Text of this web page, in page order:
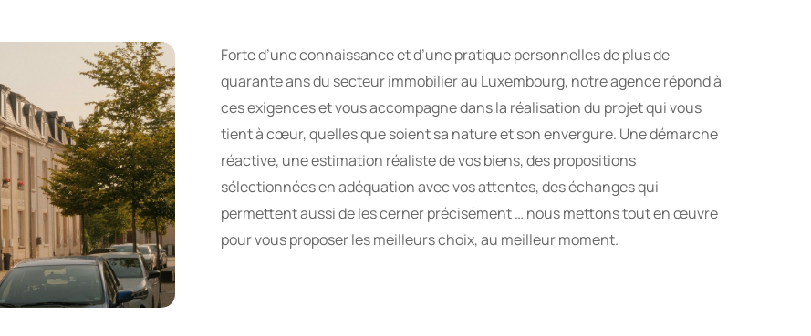
Forte d’une connaissance et d’une pratique personnelles de plus de
quarante ans du secteur immobilier au Luxembourg, notre agence répond à
ces exigences et vous accompagne dans la réalisation du projet qui vous
tient à cœur, quelles que soient sa nature et son envergure. Une démarche
réactive, une estimation réaliste de vos biens, des propositions
sélectionnées en adéquation avec vos attentes, des échanges qui
permettent aussi de les cerner précisément … nous mettons tout en œuvre
pour vous proposer les meilleurs choix, au meilleur moment.